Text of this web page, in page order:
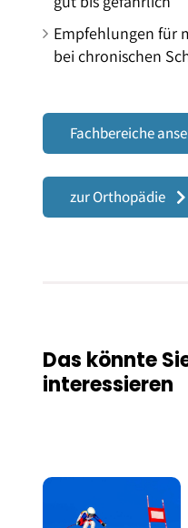
Empfehlungen für
bei chronischen
Fachbereiche
zur Orthopädie
Das könnte
interessieren